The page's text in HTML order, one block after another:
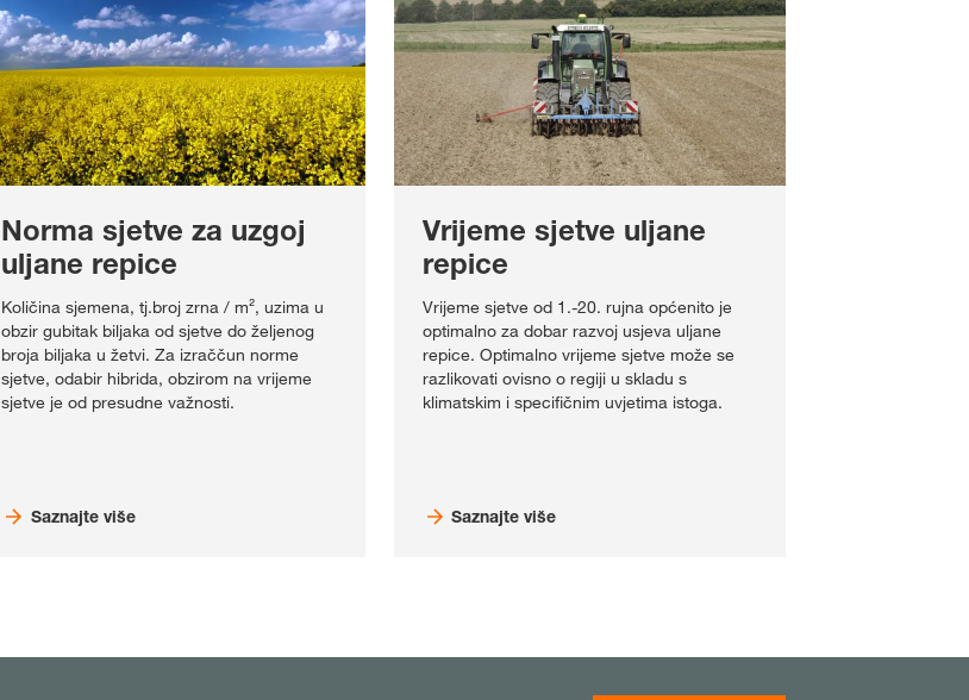
Norma sjetve za uzgoj
uljane repice
Količina sjemena, tj.broj zrna / m², uzima u
obzir gubitak biljaka od sjetve do željenog
broja biljaka u žetvi. Za izraččun norme
sjetve, odabir hibrida, obzirom na vrijeme
sjetve je od presudne važnosti.
Saznajte više
Vrijeme sjetve uljane
repice
Vrijeme sjetve od 1.-20. rujna općenito je
optimalno za dobar razvoj usjeva uljane
repice. Optimalno vrijeme sjetve može se
razlikovati ovisno o regiji u skladu s
klimatskim i specifičnim uvjetima istoga.
Saznajte više